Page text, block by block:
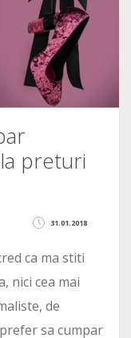
preturi
31.01.2018
ca ma stiti
nici cea mai
de
sa cumpar